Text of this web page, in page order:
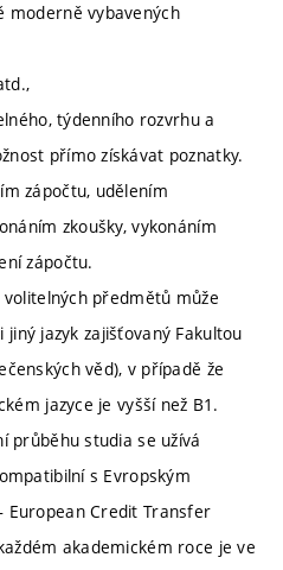
moderně vybavených
týdenního rozvrhu a
přímo získávat poznatky.
zápočtu, udělením
zkoušky, vykonáním
zápočtu.
předmětů může
jazyk zajišťovaný Fakultou
věd), v případě že
jazyce je vyšší než B1.
průběhu studia se užívá
s Evropským
Credit Transfer
akademickém roce je ve